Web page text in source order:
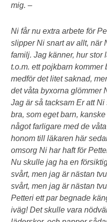
mig. –
Ni får nu extra arbete för
slipper Ni snart av allt, när
familj. Jag känner, hur stor
t.o.m. ett pojkbarn
medför det litet saknad,
det våta byxorna glömmer
Jag är så tacksam Er att
bra, som eget barn,
något farligare med de
honom till läkaren här
omsorg Ni har haft för
Nu skulle jag ha en
svårt, men jag är nästan
svårt, men jag är nästan
Petteri ett par begnade
iväg! Det skulle vara